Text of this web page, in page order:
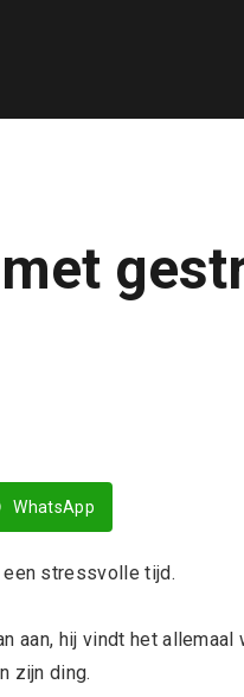
WhatsApp
stressvolle tijd.
aan, hij vindt het
zijn ding.